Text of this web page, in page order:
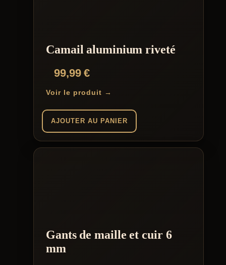
Camail aluminium riveté
99,99€
Voir le produit →
AJOUTER AU PANIER
Gants de maille et cuir 6
mm